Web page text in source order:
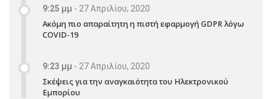
9:25 μμ - 27 Απριλίου, 2020
Ακόμη πιο απαραίτητη η πιστή εφαρμογή GDPR λόγω
COVID-19
9:23 μμ - 27 Απριλίου, 2020
Σκέψεις για την αναγκαιότητα του Ηλεκτρονικού
Εμπορίου